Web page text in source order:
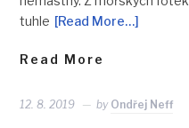
tuhle [Read More…]
Read More
12. 8. 2019 by Ondřej Neff